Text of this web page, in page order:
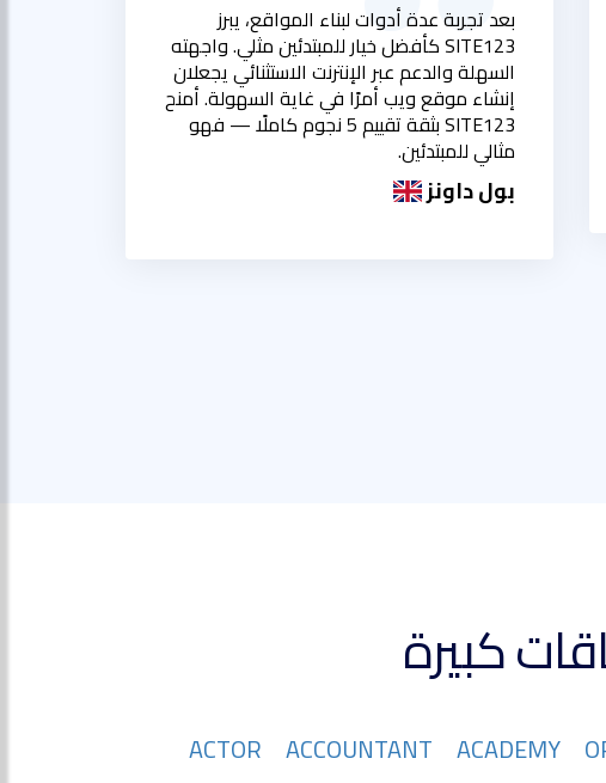
بعد تجربة عدة أدوات لبناء المواقع، يبرز
SITE123 كأفضل خيار للمبتدئين مثلي. واجهته
السهلة والدعم عبر الإنترنت الاستثنائي يجعلان
إنشاء موقع ويب أمرًا في غاية السهولة. أمنح
SITE123 بثقة تقييم 5 نجوم كاملًا — فهو
مثالي للمبتدئين.
بول داونز
ACADEMY
ACCOUNTANT
ACTOR